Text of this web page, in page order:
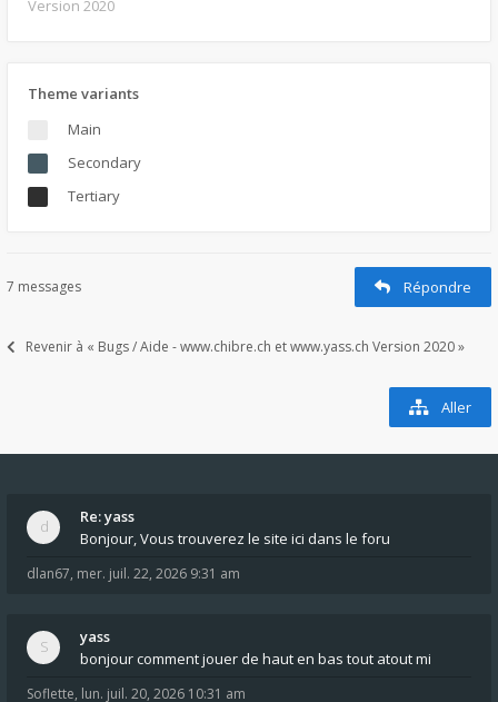
Version 2020
Theme variants
Main
Secondary
Tertiary
7 messages Répondre
Revenir à « Bugs / Aide - www.chibre.ch et www.yass.ch Version 2020 »
Aller
Re: yass
Bonjour, Vous trouverez le site ici dans le foru
dlan67, mer. juil. 22, 2026 9:31 am
yass
bonjour comment jouer de haut en bas tout atout mi
Soflette, lun. juil. 20, 2026 10:31 am